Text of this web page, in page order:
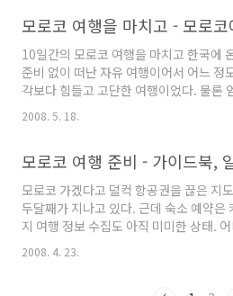
관련 도서가 너무 적다는 것이었다. 큐
표방한 가벼운 책 한 권이 있으니 '모로
사실 이 책을 여행 가기 전에 도서관에서
음날에서야 읽었다;;; 근데 조금 후회했
10일간의 모로코 여행을 마치고 한국에
준비 없이 떠난 자유 여행이어서 어느 정
각보다 힘들고 고단한 여행이었다. 물론
언급하려 한다. 다음에 모로코를 여행하
라를 여행하든 많은 준비와 정보 수집이
'아는 만큼 보인다'는 공식이 딱 들어맞
운' 나라다. 해외 여행 초보자들에게는
인프라가 그닥 갖춰져 있지 않다. 대중교
(호텔, 게스트하우스 등)은 매우 잘 갖춰져
2008. 5. 18.
모로코 가겠다고 덜컥 항공권을 끊은 지
두달째가 지나고 있다. 근데 숙소 예약은
지 여행 정보 수집도 아직 미미한 상태.
시작은 가이드북. 그렇다면 국내에는 현재
2008. 4. 23.